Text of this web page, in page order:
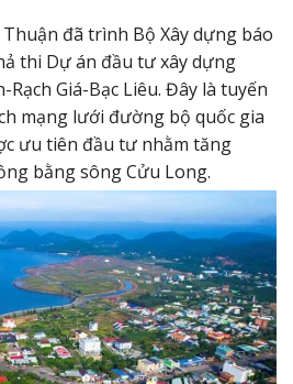
đã trình Bộ Xây dựng báo
thi Dự án đầu tư xây dựng
Giá-Bạc Liêu. Đây là tuyến
mạng lưới đường bộ quốc gia
ưu tiên đầu tư nhằm tăng
bằng sông Cửu Long.